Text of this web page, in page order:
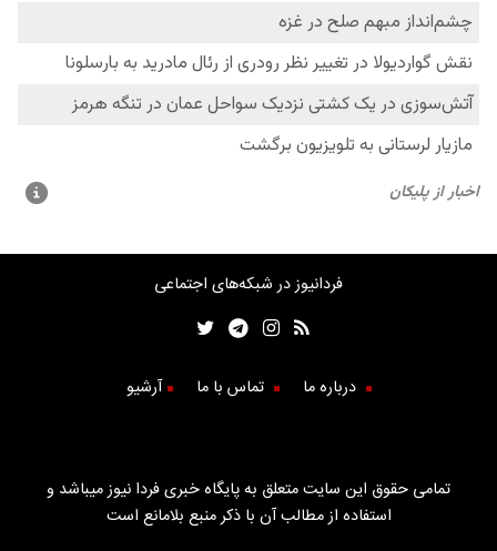
فردانیوز در شبکه‌های اجتماعی
درباره ما تماس با ما آرشیو
تمامی حقوق این سایت متعلق به پایگاه خبری فردا نیوز میباشد و
استفاده از مطالب آن با ذکر منبع بلامانع است